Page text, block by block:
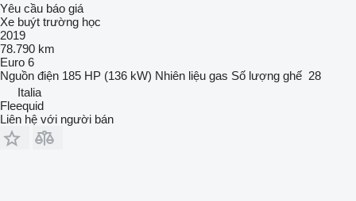
Yêu cầu báo giá
Xe buýt trường học
2019
78.790 km
Euro 6
Nguồn điện 185 HP (136 kW) Nhiên liệu gas Số lượng ghế 28
Italia
Fleequid
Liên hệ với người bán